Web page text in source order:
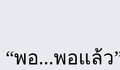
“พอ...พอแล้